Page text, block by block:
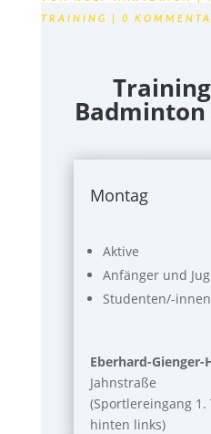
TRAINING 0
Badminton
Montag
Aktive
Anfänger und
Studenten/-
Eberhard-Gienger-
Jahnstraße
(Sportlereingang 1.
hinten links)